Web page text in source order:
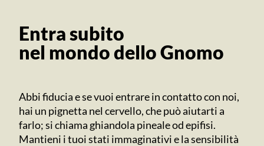
Entra subito
nel mondo dello Gnomo
Abbi fiducia e se vuoi entrare in contatto con noi,
hai un pignetta nel cervello, che può aiutarti a
farlo; si chiama ghiandola pineale od epifisi.
Mantieni i tuoi stati immaginativi e la sensibilità